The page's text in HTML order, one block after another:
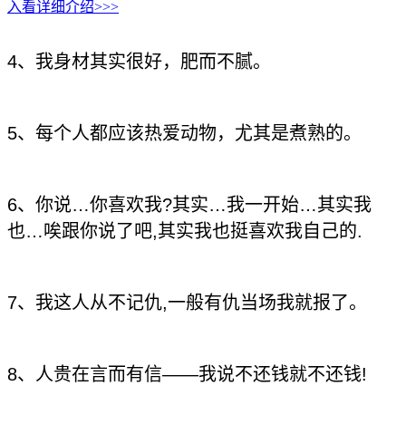
入看详细介绍>>>
4、我身材其实很好，肥而不腻。
5、每个人都应该热爱动物，尤其是煮熟的。
6、你说…你喜欢我?其实…我一开始…其实我
也…唉跟你说了吧,其实我也挺喜欢我自己的.
7、我这人从不记仇,一般有仇当场我就报了。
8、人贵在言而有信——我说不还钱就不还钱!